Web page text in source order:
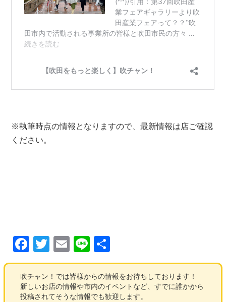
※執筆時点の情報となりますので、最新情報は店ご確認
ください。
F
a
c
e
T
wi
tt
er
E
m
ail
Li
n
e
有
吹チャン！では皆様からの情報をお待ちしております！
新しいお店の情報や市内のイベントなど、すでに誰かから
投稿されてそうな情報でも歓迎します。